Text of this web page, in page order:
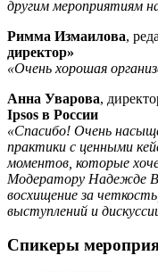
другим мероприятиям
Римма Измаилова,
директор»
«Очень хорошая
Анна Уварова,
Ipsos в России
«Спасибо! Очень
практики с ценными
моментов, которые
Модератору Надежде
восхищение за
выступлений и
Спикеры